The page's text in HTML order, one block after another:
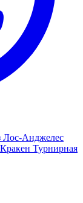
Лос-Анджелес
Турнирная